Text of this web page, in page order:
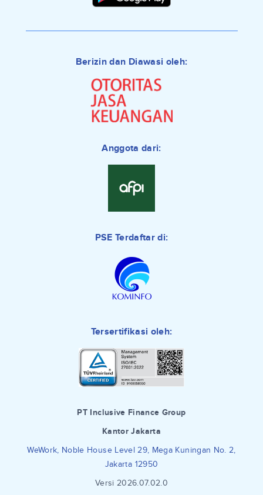
Berizin dan Diawasi oleh:
Anggota dari:
PSE Terdaftar di:
Tersertifikasi oleh:
PT Inclusive Finance Group
Kantor Jakarta
WeWork, Noble House Level 29, Mega Kuningan No. 2,
Jakarta 12950
Versi 2026.07.02.0